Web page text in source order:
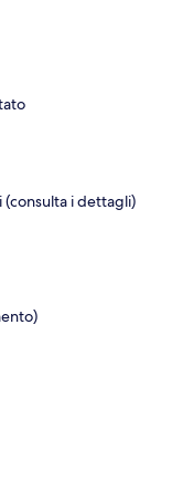
i dettagli)